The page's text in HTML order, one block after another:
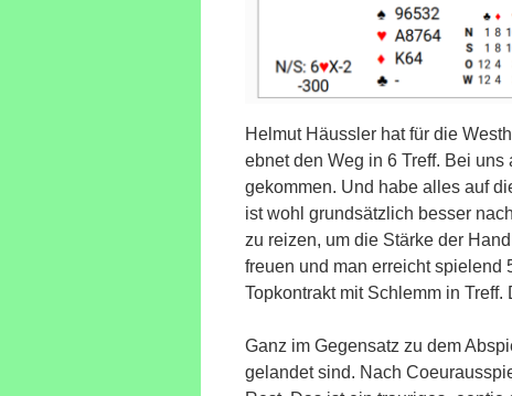
Helmut Häussler hat für die
ebnet den Weg in 6 Treff. Bei
gekommen. Und habe alles auf
ist wohl grundsätzlich besser
zu reizen, um die Stärke der
freuen und man erreicht spielend
Topkontrakt mit Schlemm in
Ganz im Gegensatz zu dem
gelandet sind. Nach